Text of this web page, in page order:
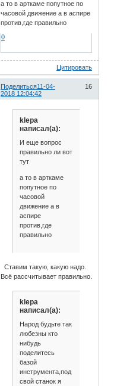
а то в арткаме попутное по
часовой движение а в аспире
против,где правильно
0
Цитировать
Поделиться 16
11-04-
2018 12:04:42
klepa
написал(а):
И еще вопрос
правильно ли вот
тут
а то в арткаме
попутное по
часовой
движение а в
аспире
против,где
правильно
Ставим такую, какую надо.
Всё рассчитывает правильно.
klepa
написал(а):
Народ будьте так
любезны кто
нибудь
поделитесь
базой
инструмента,под
свой станок я